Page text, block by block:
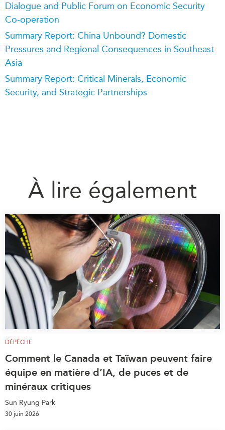
Dialogue and Public Forum on Economic Security
Co-operation
Summary Report: China Unbound? Domestic
Pressures and Regional Consequences in Southeast
Asia
Summary Report: Critical Minerals, Economic
Security, and Strategic Partnerships
À lire également
DÉPÊCHE
Comment le Canada et Taïwan peuvent faire
équipe en matière d’IA, de puces et de
minéraux critiques
Sun Ryung Park
30 juin 2026